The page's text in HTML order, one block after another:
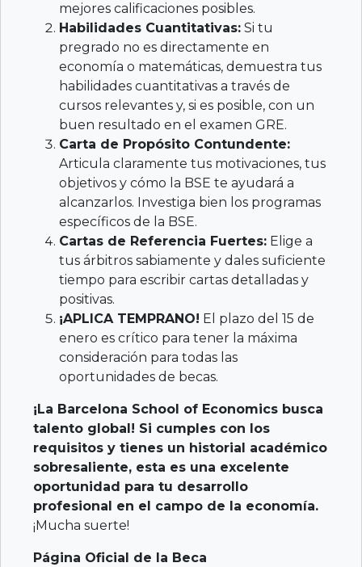
mejores calificaciones posibles.
Habilidades Cuantitativas: Si tu
pregrado no es directamente en
economía o matemáticas, demuestra tus
habilidades cuantitativas a través de
cursos relevantes y, si es posible, con un
buen resultado en el examen GRE.
Carta de Propósito Contundente:
Articula claramente tus motivaciones, tus
objetivos y cómo la BSE te ayudará a
alcanzarlos. Investiga bien los programas
específicos de la BSE.
Cartas de Referencia Fuertes: Elige a
tus árbitros sabiamente y dales suficiente
tiempo para escribir cartas detalladas y
positivas.
¡APLICA TEMPRANO! El plazo del 15 de
enero es crítico para tener la máxima
consideración para todas las
oportunidades de becas.
¡La Barcelona School of Economics busca
talento global! Si cumples con los
requisitos y tienes un historial académico
sobresaliente, esta es una excelente
oportunidad para tu desarrollo
profesional en el campo de la economía.
¡Mucha suerte!
Página Oficial de la Beca